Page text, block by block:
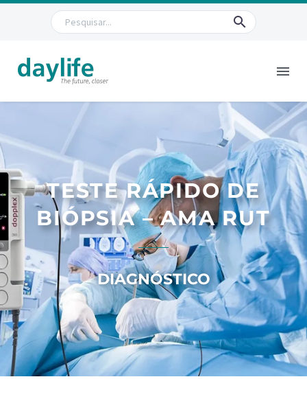
TESTE RÁPIDO DE
BIÓPSIA – AMA RUT
DIAGNÓSTICO